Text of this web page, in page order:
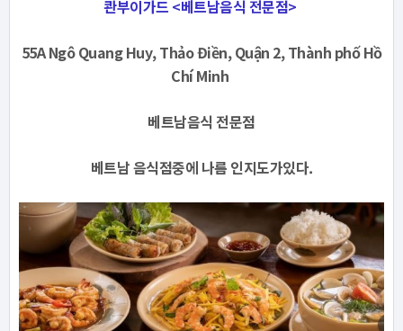
콴부이가드 <베트남음식 전문점>
55A Ngô Quang Huy, Thảo Điền, Quận 2, Thành phố Hồ
Chí Minh
베트남음식 전문점
베트남 음식점중에 나름 인지도가있다.